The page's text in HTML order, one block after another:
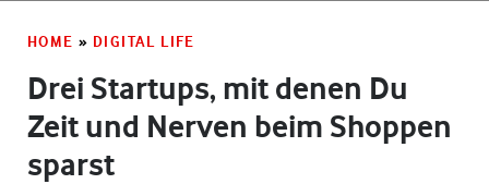
HOME » DIGITAL LIFE
Drei Startups, mit denen Du
Zeit und Nerven beim Shoppen
sparst